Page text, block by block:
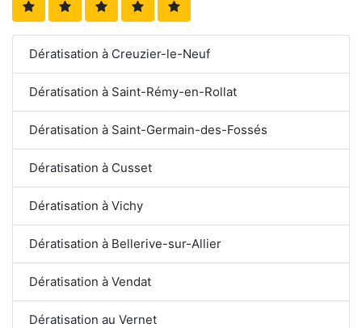
Dératisation à Creuzier-le-Neuf
Dératisation à Saint-Rémy-en-Rollat
Dératisation à Saint-Germain-des-Fossés
Dératisation à Cusset
Dératisation à Vichy
Dératisation à Bellerive-sur-Allier
Dératisation à Vendat
Dératisation au Vernet